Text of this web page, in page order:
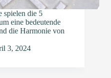
spielen die 5
eine bedeutende
die Harmonie von
3, 2024